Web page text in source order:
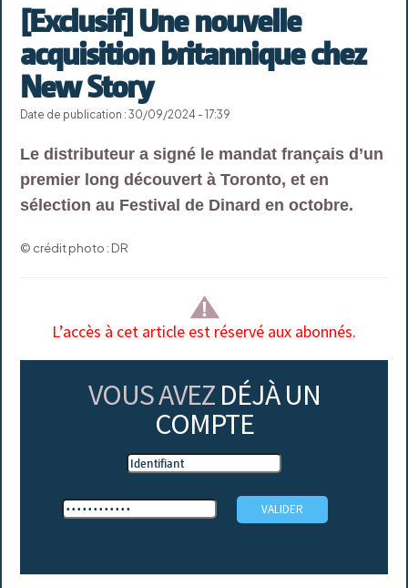
[Exclusif] Une nouvelle
acquisition britannique chez
New Story
Date de publication : 30/09/2024 - 17:39
Le distributeur a signé le mandat français d’un
premier long découvert à Toronto, et en
sélection au Festival de Dinard en octobre.
© crédit photo : DR
L’accès à cet article est réservé aux abonnés.
VOUS AVEZ DÉJÀ UN
COMPTE